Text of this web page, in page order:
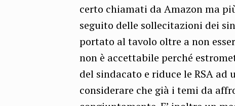
certo chiamati da Amazon ma
seguito delle sollecitazioni dei
portato al tavolo oltre a non
non è accettabile perché
del sindacato e riduce le RSA
considerare che già i temi da